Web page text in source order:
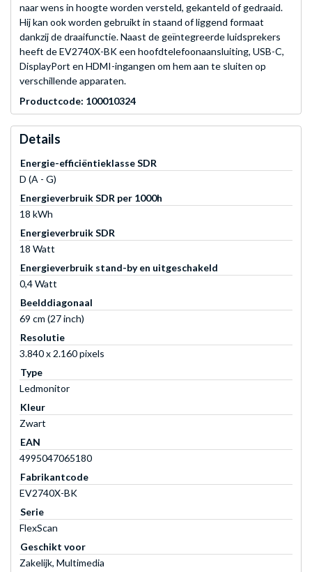
naar wens in hoogte worden versteld, gekanteld of gedraaid.
Hij kan ook worden gebruikt in staand of liggend formaat
dankzij de draaifunctie. Naast de geïntegreerde luidsprekers
heeft de EV2740X-BK een hoofdtelefoonaansluiting, USB-C,
DisplayPort en HDMI-ingangen om hem aan te sluiten op
verschillende apparaten.
Productcode: 100010324
Details
Energie-efficiëntieklasse SDR
D (A - G)
Energieverbruik SDR per 1000h
18 kWh
Energieverbruik SDR
18 Watt
Energieverbruik stand-by en uitgeschakeld
0,4 Watt
Beelddiagonaal
69 cm (27 inch)
Resolutie
3.840 x 2.160 pixels
Type
Ledmonitor
Kleur
Zwart
EAN
4995047065180
Fabrikantcode
EV2740X-BK
Serie
FlexScan
Geschikt voor
Zakelijk, Multimedia